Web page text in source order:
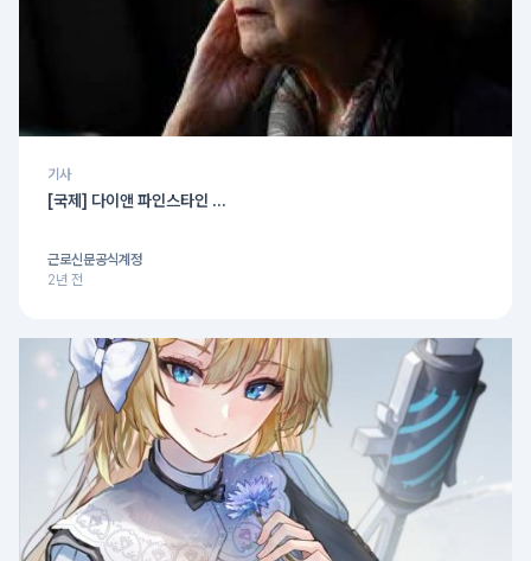
기사
[국제] 다이앤 파인스타인 ...
근로신문공식계정
2년 전